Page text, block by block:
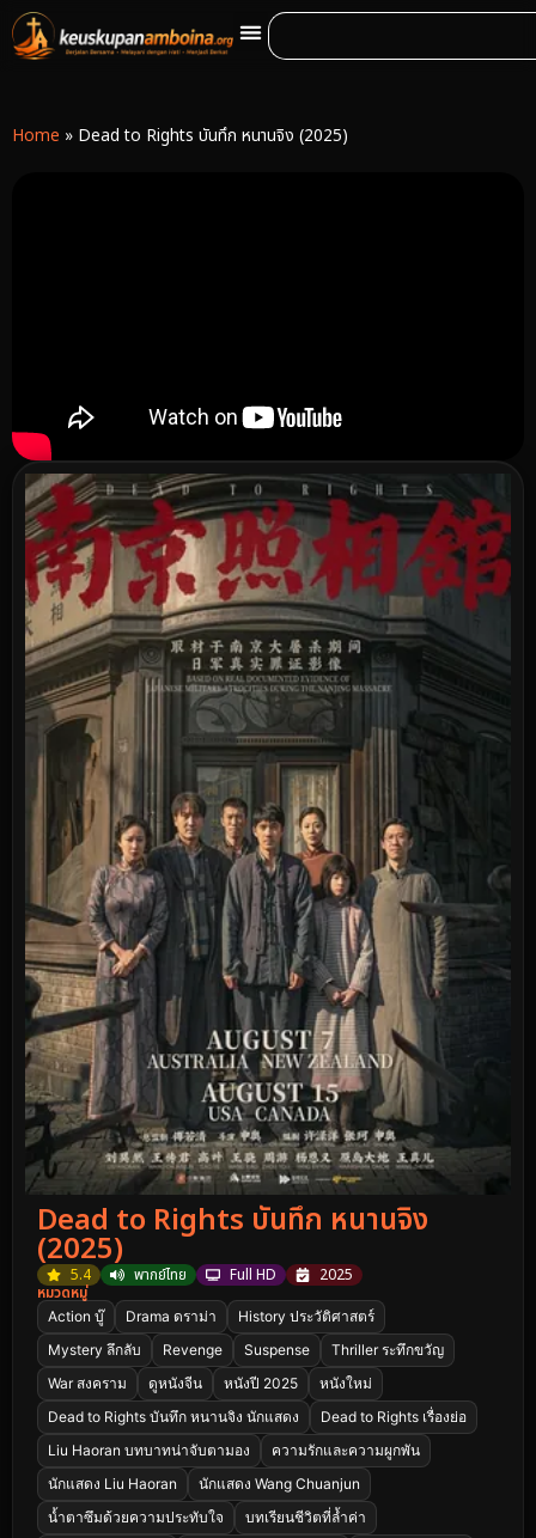
Home » Dead to Rights บันทึก หนานจิง (2025)
Dead to Rights บันทึก หนานจิง
(2025)
5.4 พากย์ไทย Full HD
2025
หมวดหมู่
Action บู๊ Drama ดราม่า
History ประวัติศาสตร์
Mystery ลึกลับ
Revenge Suspense
Thriller ระทึกขวัญ
War สงคราม
ดูหนังจีน หนังปี 2025
หนังใหม่
Dead to Rights บันทึก หนานจิง นักแสดง
Dead to Rights เรื่องย่อ
Liu Haoran บทบาทน่าจับตามอง
ความรักและความผูกพัน
นักแสดง Liu Haoran
นักแสดง Wang Chuanjun
น้ำตาซึมด้วยความประทับใจ
บทเรียนชีวิตที่ล้ำค่า